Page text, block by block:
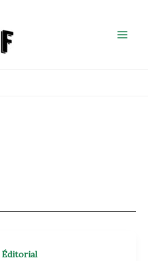
Éditorial